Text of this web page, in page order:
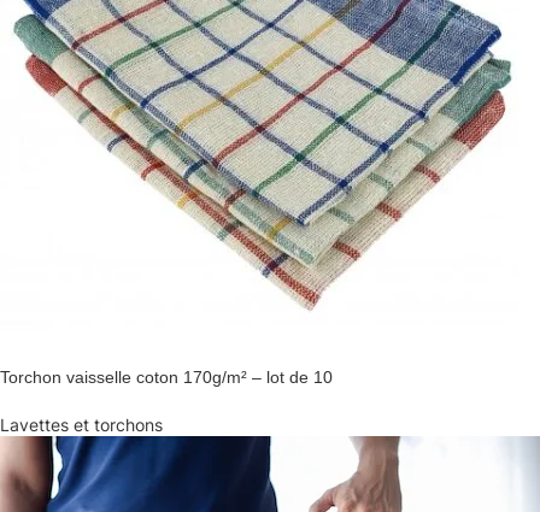
Torchon vaisselle coton 170g/m² – lot de 10
Lavettes et torchons